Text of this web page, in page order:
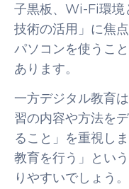
子黒板、Wi-Fi環境
技術の活用」に焦
パソコンを使うこ
あります。
一方デジタル教育
習の内容や方法を
ること」を重視し
教育を行う」とい
りやすいでしょう。